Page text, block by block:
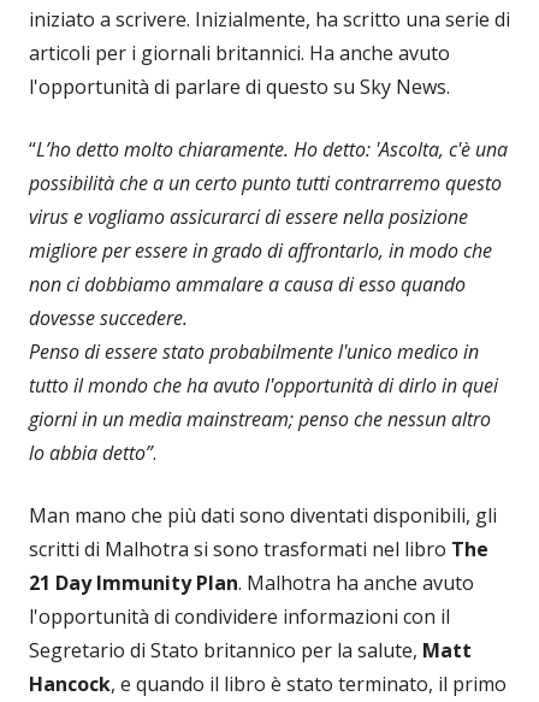
iniziato a scrivere. Inizialmente, ha scritto una serie di
articoli per i giornali britannici. Ha anche avuto
l'opportunità di parlare di questo su Sky News.
“L’ho detto molto chiaramente. Ho detto: 'Ascolta, c'è una
possibilità che a un certo punto tutti contrarremo questo
virus e vogliamo assicurarci di essere nella posizione
migliore per essere in grado di affrontarlo, in modo che
non ci dobbiamo ammalare a causa di esso quando
dovesse succedere.
Penso di essere stato probabilmente l'unico medico in
tutto il mondo che ha avuto l'opportunità di dirlo in quei
giorni in un media mainstream; penso che nessun altro
lo abbia detto”.
Man mano che più dati sono diventati disponibili, gli
scritti di Malhotra si sono trasformati nel libro The
21 Day Immunity Plan. Malhotra ha anche avuto
l'opportunità di condividere informazioni con il
Segretario di Stato britannico per la salute, Matt
Hancock, e quando il libro è stato terminato, il primo